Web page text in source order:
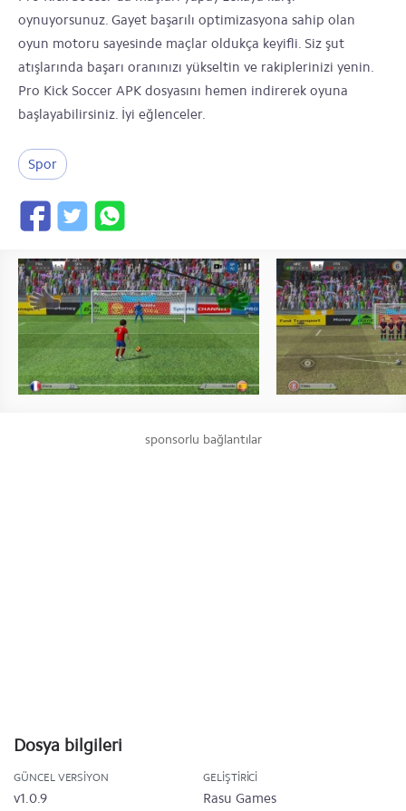
oynuyorsunuz. Gayet başarılı optimizasyona sahip olan
oyun motoru sayesinde maçlar oldukça keyifli. Siz şut
atışlarında başarı oranınızı yükseltin ve rakiplerinizi yenin.
Pro Kick Soccer APK dosyasını hemen indirerek oyuna
başlayabilirsiniz. İyi eğlenceler.
Spor
sponsorlu bağlantılar
Dosya bilgileri
GÜNCEL VERSIYON
v1.0.9
GELIŞTIRICI
Rasu Games